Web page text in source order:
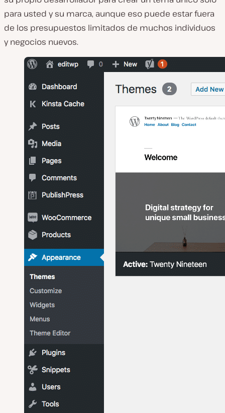
para usted y su marca, aunque eso puede estar fuera
de los presupuestos limitados de muchos individuos
y negocios nuevos.